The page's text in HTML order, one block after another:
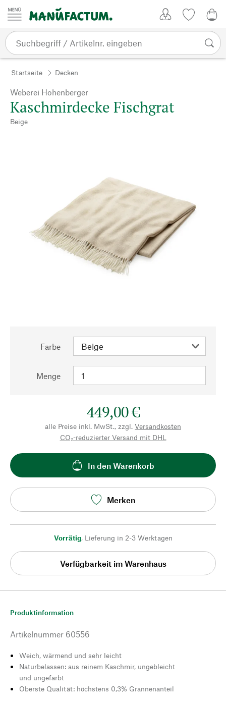
Zum Inhalt springen
Startseite Decken
Weberei Hohenberger
Kaschmirdecke Fischgrat
Beige
Farbe
Menge
449,00 €
alle Preise inkl. MwSt., zzgl. Versandkosten
CO₂-reduzierter Versand mit DHL
In den Warenkorb
Merken
Vorrätig, Lieferung in 2-3 Werktagen
Verfügbarkeit im Warenhaus
Produktinformation
Artikelnummer 60556
Weich, wärmend und sehr leicht
Naturbelassen: aus reinem Kaschmir, ungebleicht
und ungefärbt
Oberste Qualität: höchstens 0,3% Grannenanteil